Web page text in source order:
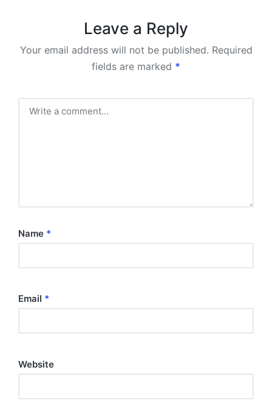
Leave a Reply
Your email address will not be published. Required
fields are marked *
Name *
Email *
Website